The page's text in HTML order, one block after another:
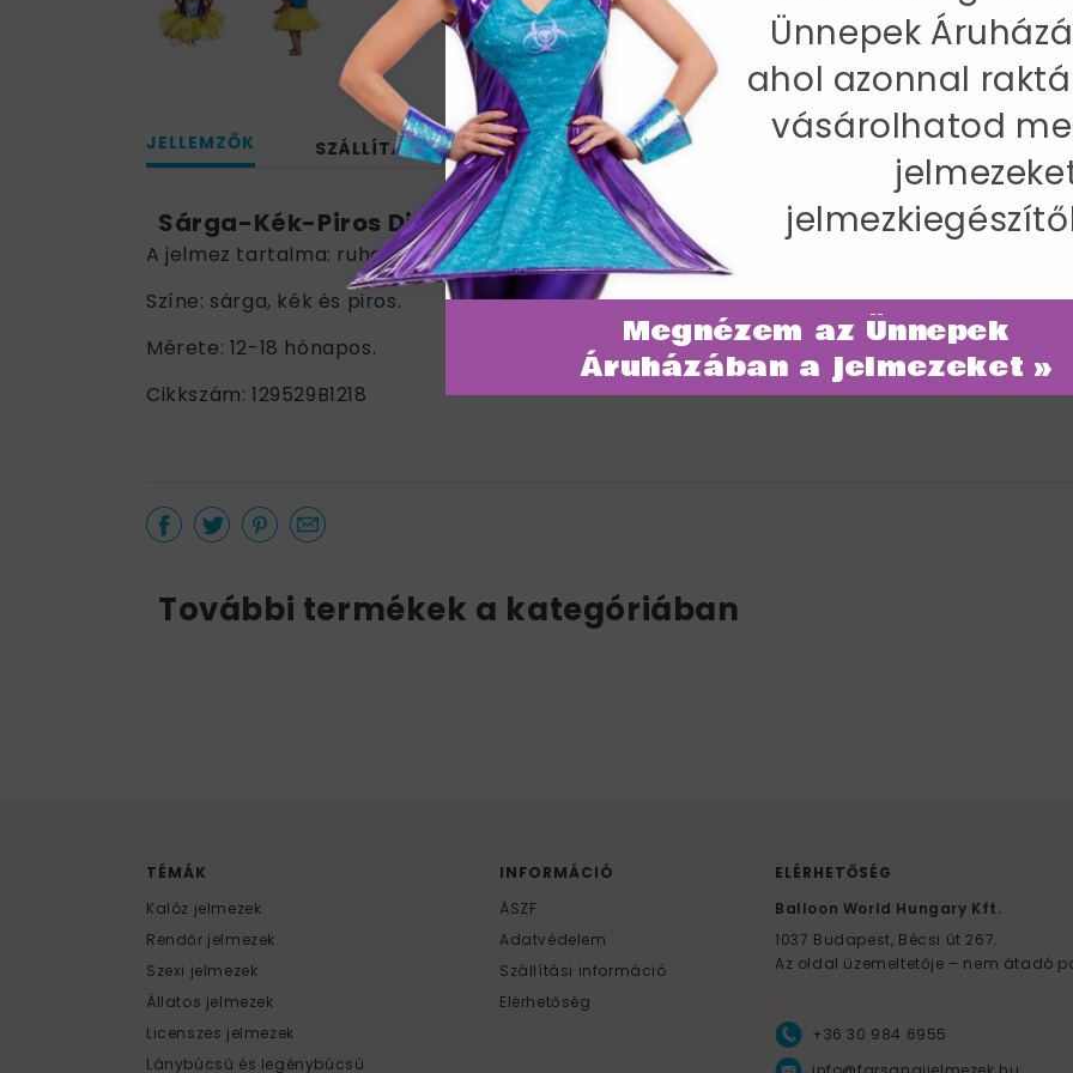
IRÁNY AZ
JELLEMZŐK SZÁLLÍTÁS
Sárga-Kék-Piros Disney Hófehérke Jelmez Babáknak - B12-18
A jelmez tartalma: ruha.
Színe: sárga, kék és piros.
Mérete: 12-18 hónapos.
Cikkszám: 129529B1218
További termékek a kategóriában
TÉMÁK
Kalóz jelmezek
Rendőr jelmezek
Szexi jelmezek
Állatos jelmezek
Licenszes jelmezek
Lánybúcsú és legénybúcsú
INFORMÁCIÓ
ÁSZF
Adatvédelem
Szállítási információ
Elérhetőség
ELÉRHETŐSÉG
Balloon World Hungary Kft.
1037 Budapest, Bécsi út 267.
Az oldal üzemeltetője – nem átadó
+36 30 984 6955
Megnézem az Ünnepek
Áruházában a jelmezeket »
Ünnepek
ahol azonnal
vásárolhatod